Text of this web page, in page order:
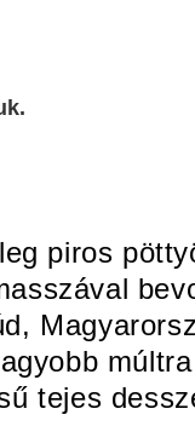
piros
tejes